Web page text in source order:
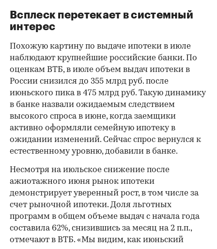
Всплеск перетекает в системный
интерес
Похожую картину по выдаче ипотеки в июле
наблюдают крупнейшие российские банки. По
оценкам ВТБ, в июле объем выдач ипотеки в
России снизился до 355 млрд руб. после
июньского пика в 475 млрд руб. Такую динамику
в банке назвали ожидаемым следствием
высокого спроса в июне, когда заемщики
активно оформляли семейную ипотеку в
ожидании изменений. Сейчас спрос вернулся к
естественному уровню, добавили в банке.
Несмотря на июльское снижение после
ажиотажного июня рынок ипотеки
демонстрирует уверенный рост, в том числе за
счет рыночной ипотеки. Доля льготных
программ в общем объеме выдач с начала года
составила 62%, снизившись за месяц на 2 п.п.,
отмечают в ВТБ. «Мы видим, как июньский